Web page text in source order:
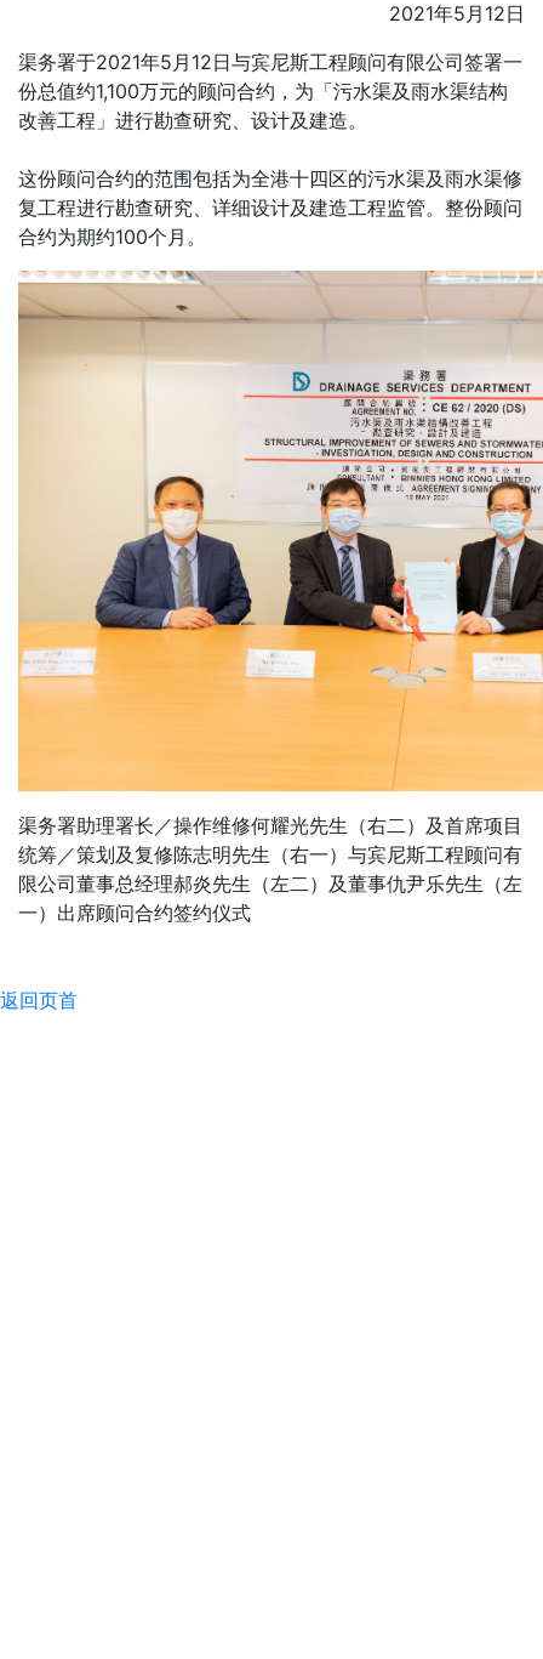
2021年5月12日
渠务署于2021年5月12日与宾尼斯工程顾问有限公司签署一
份总值约1,100万元的顾问合约，为「污水渠及雨水渠结构
改善工程」进行勘查研究、设计及建造。
这份顾问合约的范围包括为全港十四区的污水渠及雨水渠修
复工程进行勘查研究、详细设计及建造工程监管。整份顾问
合约为期约100个月。
渠务署助理署长／操作维修何耀光先生（右二）及首席项目
统筹／策划及复修陈志明先生（右一）与宾尼斯工程顾问有
限公司董事总经理郝炎先生（左二）及董事仇尹乐先生（左
一）出席顾问合约签约仪式
返回页首